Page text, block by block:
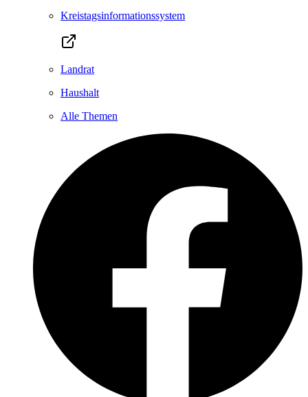
Kreistagsinformationssystem
Landrat
Haushalt
Alle Themen